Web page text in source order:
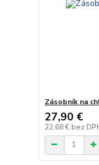
Zásobník na
27,90 €
22,68 € bez